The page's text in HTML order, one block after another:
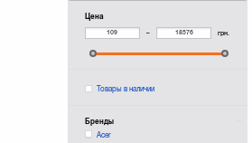
Цена
– грн.
Товары в наличии
Бренды
Acer